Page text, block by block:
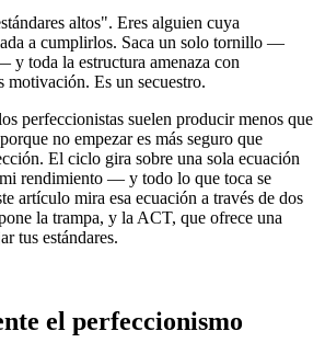
altos". Eres alguien cuya
a cumplirlos. Saca un solo tornillo —
y toda la estructura amenaza con
motivación. Es un secuestro.
perfeccionistas suelen producir menos que
no empezar es más seguro que
El ciclo gira sobre una sola ecuación
rendimiento — y todo lo que toca se
artículo mira esa ecuación a través de dos
la trampa, y la ACT, que ofrece una
tus estándares.
el perfeccionismo